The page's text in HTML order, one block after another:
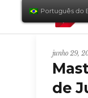
junho 29,
de
Português do